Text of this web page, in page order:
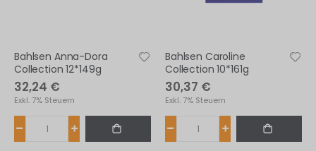
Bahlsen Anna-Dora
Collection 12*149g
32,24 €
Exkl. 7% Steuern
Bahlsen Caroline
Collection 10*161g
30,37 €
Exkl. 7% Steuern